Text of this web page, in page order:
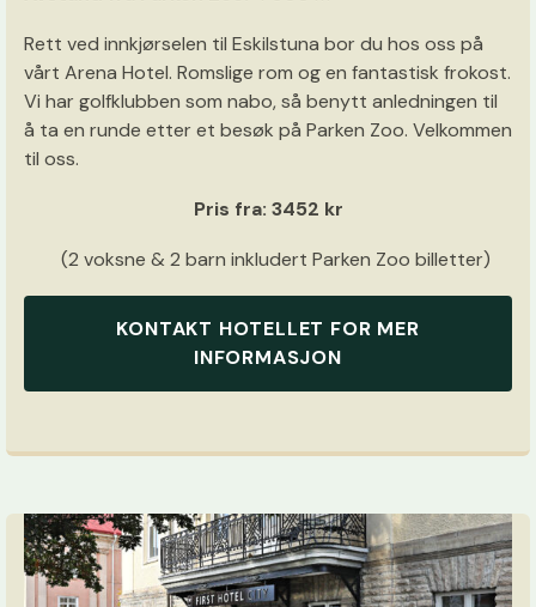
Rett ved innkjørselen til Eskilstuna bor du hos oss på
vårt Arena Hotel. Romslige rom og en fantastisk frokost.
Vi har golfklubben som nabo, så benytt anledningen til
å ta en runde etter et besøk på Parken Zoo. Velkommen
til oss.
Pris fra: 3452 kr
(2 voksne & 2 barn inkludert Parken Zoo billetter)
KONTAKT HOTELLET FOR MER
INFORMASJON